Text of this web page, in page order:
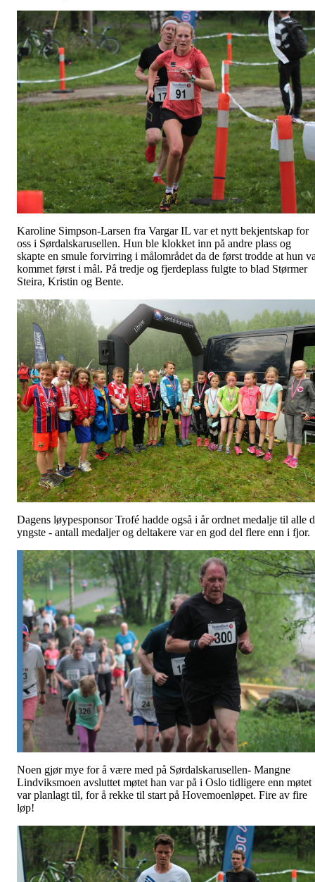
Karoline Simpson-Larsen fra Vargar IL var et nytt bekjentskap for
oss i Sørdalskarusellen. Hun ble klokket inn på andre plass og
skapte en smule forvirring i målområdet da de først trodde at hun
kommet først i mål. På tredje og fjerdeplass fulgte to blad Størmer
Steira, Kristin og Bente.
Dagens løypesponsor Trofé hadde også i år ordnet medalje til alle
yngste - antall medaljer og deltakere var en god del flere enn i fjor.
Noen gjør mye for å være med på Sørdalskarusellen- Mangne
Lindviksmoen avsluttet møtet han var på i Oslo tidligere enn møtet
var planlagt til, for å rekke til start på Hovemoenløpet. Fire av fire
løp!